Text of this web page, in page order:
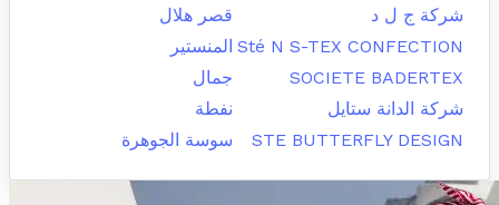
شركة ج ل د
قصر هلال
Sté N S-TEX CONFECTION المنستير
SOCIETE BADERTEX
جمال
شركة الدانة ستايل
نفطة
STE BUTTERFLY DESIGN
سوسة الجوهرة